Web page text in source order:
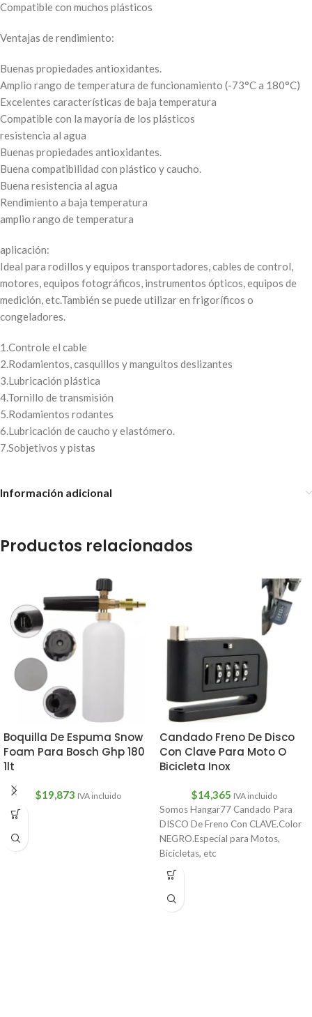
Compatible con muchos plásticos
Ventajas de rendimiento:
Buenas propiedades antioxidantes.
Amplio rango de temperatura de funcionamiento (-73°C a 180°C)
Excelentes características de baja temperatura
Compatible con la mayoría de los plásticos
resistencia al agua
Buenas propiedades antioxidantes.
Buena compatibilidad con plástico y caucho.
Buena resistencia al agua
Rendimiento a baja temperatura
amplio rango de temperatura
aplicación:
Ideal para rodillos y equipos transportadores, cables de control,
motores, equipos fotográficos, instrumentos ópticos, equipos de
medición, etc.También se puede utilizar en frigoríficos o
congeladores.
1.Controle el cable
2.Rodamientos, casquillos y manguitos deslizantes
3.Lubricación plástica
4.Tornillo de transmisión
5.Rodamientos rodantes
6.Lubricación de caucho y elastómero.
7.Sobjetivos y pistas
Información adicional
Productos relacionados
Boquilla De Espuma Snow
Foam Para Bosch Ghp 180
1lt
$19,873 IVA incluido
Candado Freno De Disco
Con Clave Para Moto O
Bicicleta Inox
$14,365 IVA incluido
Somos Hangar77 Candado Para
DISCO De Freno Con CLAVE.Color
NEGRO.Especial para Motos,
Bicicletas, etc